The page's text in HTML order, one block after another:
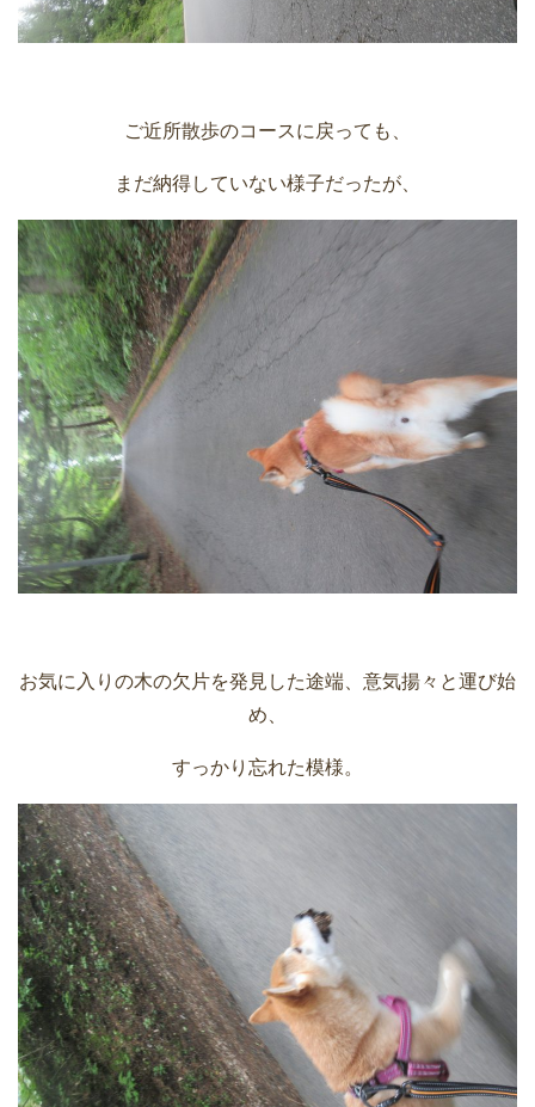
ご近所散歩のコースに戻っても、
まだ納得していない様子だったが、
お気に入りの木の欠片を発見した途端、意気揚々と運び始
め、
すっかり忘れた模様。